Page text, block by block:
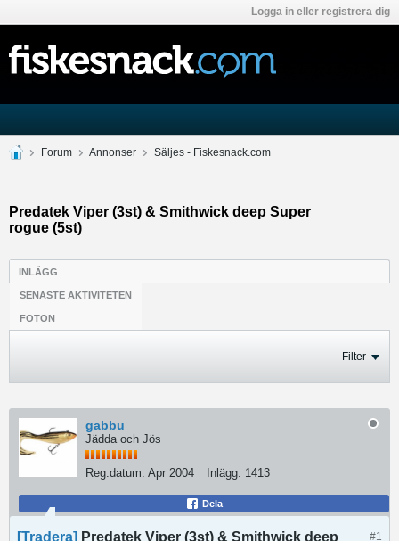
Logga in eller registrera dig
Forum Annonser Säljes - Fiskesnack.com
Predatek Viper (3st) & Smithwick deep Super
rogue (5st)
INLÄGG
SENASTE AKTIVITETEN
FOTON
Filter
gabbu
Jädda och Jös
Reg.datum: Apr 2004 Inlägg: 1413
Dela
#1
[Tradera] Predatek Viper (3st) & Smithwick deep